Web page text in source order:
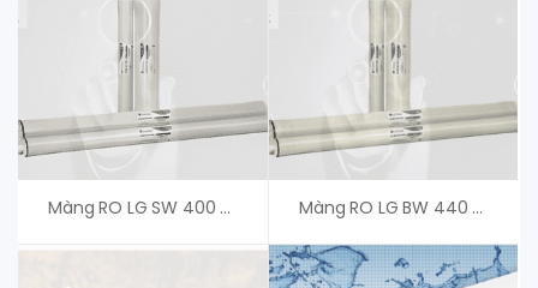
Màng RO LG SW 400 R G2- Giá Tốt Màng RO LG BW 440 R Dura – Màng Thẩm Thấu Ngược NanoH2O